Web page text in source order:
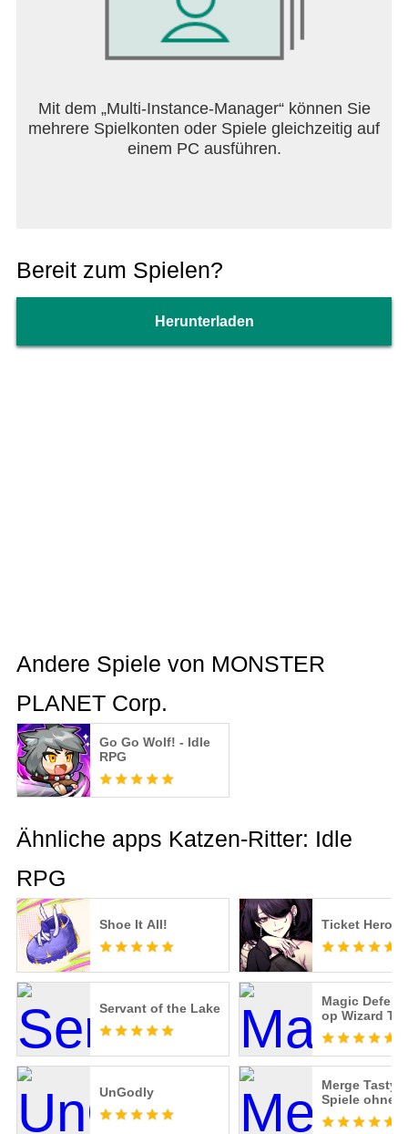
Mit dem „Multi-Instance-Manager“ können Sie
mehrere Spielkonten oder Spiele gleichzeitig auf
einem PC ausführen.
Bereit zum Spielen?
Herunterladen
Andere Spiele von MONSTER
PLANET Corp.
Go Go Wolf! - Idle
RPG
Ähnliche apps Katzen-Ritter: Idle
RPG
Shoe It All! Ticket Hero
Servant of the Lake
Magic
op Wizard TD
UnGodly
Merge Tasty -
Spiele ohne